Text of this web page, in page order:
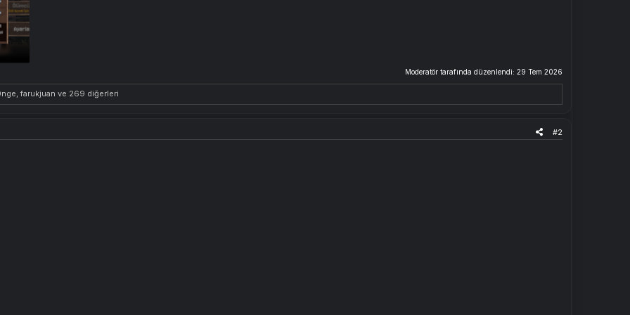
Moderatör tarafında düzenlendi: 29 Tem 2026
,farukjuan ve 269 diğerleri
#2